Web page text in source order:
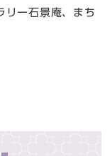
ー石景庵、まち